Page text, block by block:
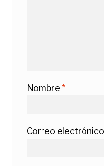
Nombre *
Correo electrónico